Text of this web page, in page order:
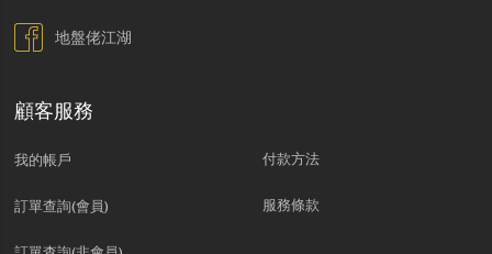
地盤佬江湖
顧客服務
我的帳戶
訂單查詢(會員)
付款方法
服務條款